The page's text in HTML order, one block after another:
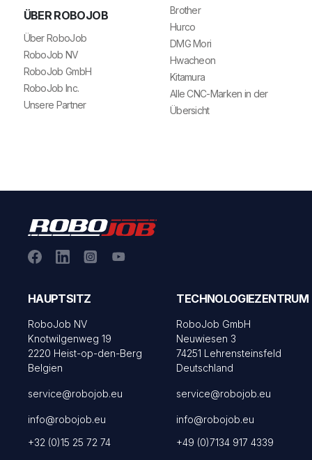
ÜBER ROBOJOB
Über RoboJob
RoboJob NV
RoboJob GmbH
RoboJob Inc.
Unsere Partner
Brother
Hurco
DMG Mori
Hwacheon
Kitamura
Alle CNC-Marken in der
Übersicht
HAUPTSITZ
RoboJob NV
Knotwilgenweg 19
2220 Heist-op-den-Berg
Belgien
service@robojob.eu
info@robojob.eu
+32 (0)15 25 72 74
TECHNOLOGIEZENTRUM
RoboJob GmbH
Neuwiesen 3
74251 Lehrensteinsfeld
Deutschland
service@robojob.eu
info@robojob.eu
+49 (0)7134 917 4339